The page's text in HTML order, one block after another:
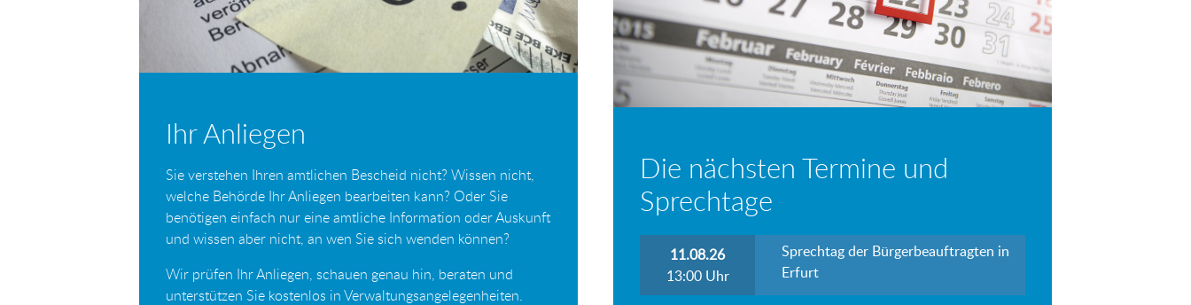
Ihr Anliegen
Sie verstehen Ihren amtlichen Bescheid nicht? Wissen nicht,
welche Behörde Ihr Anliegen bearbeiten kann? Oder Sie
benötigen einfach nur eine amtliche Information oder Auskunft
und wissen aber nicht, an wen Sie sich wenden können?
Wir prüfen Ihr Anliegen, schauen genau hin, beraten und
unterstützen Sie kostenlos in Verwaltungsangelegenheiten.
Die nächsten Termine und
Sprechtage
11.08.26
13:00 Uhr
Sprechtag der Bürgerbeauftragten in
Erfurt